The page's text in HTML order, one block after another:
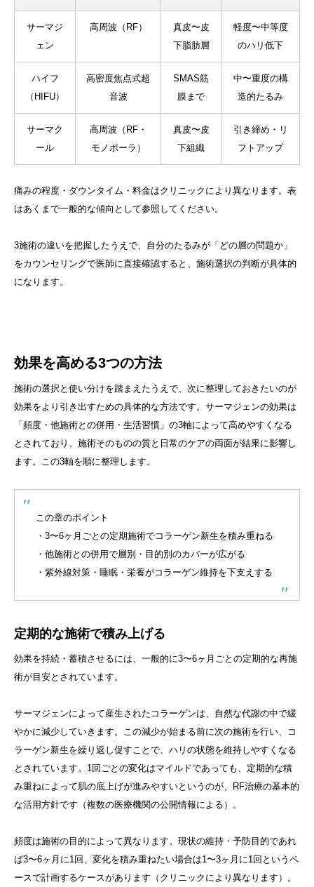
サーマジ
ェン
高周波（RF）
真皮〜皮
下脂肪層
軽度〜中等度
のハリ低下
ハイフ
（HIFU）
高密度焦点式超
音波
SMAS筋
膜まで
中〜重度の構
造的たるみ
サーマク
ール
高周波（RF・
モノポーラ）
真皮〜皮
下組織
引き締め・リ
フトアップ
痛みの程度・ダウンタイム・料金はクリニックにより異なります。表
はあくまで一般的な傾向として参照してください。
3施術の違いを把握したうえで、自分のたるみが「どの層の問題か」
をカウンセリングで医師に直接確認すると、施術選択の判断が具体的
になります。
効果を高める3つの方法
施術の選択と使い分けを踏まえたうえで、次に整理しておきたいのが
効果をより引き出すための具体的な方法です。サーマジェンの効果は
「頻度・他施術との併用・生活習慣」の3軸によって高めやすくなる
とされており、施術そのものの質と日常のケアの両面が結果に影響し
ます。この3軸を順に整理します。
この章のポイント
・3〜6ヶ月ごとの定期施術でコラーゲン新生を積み重ねる
・他施術との併用で層別・目的別のカバーが広がる
・紫外線対策・睡眠・栄養がコラーゲン維持を下支えする
定期的な施術で積み上げる
効果を持続・蓄積させるには、一般的に3〜6ヶ月ごとの定期的な再施
術が目安とされています。
サーマジェンによって産生されたコラーゲンは、自然な代謝の中で緩
やかに減少していきます。この減少が始まる前に次の施術を行い、コ
ラーゲン新生を繰り返し促すことで、ハリの状態を維持しやすくなる
とされています。1回ごとの変化はマイルドであっても、定期的な積
み重ねによって肌の底上げが進みやすいというのが、RF治療の基本的
な活用方針です（複数の医療機関の公開情報による）。
頻度は施術の目的によって異なります。現状の維持・予防目的であれ
ば3〜6ヶ月に1回、変化を積み重ねたい場合は1〜3ヶ月に1回というペ
ースで計画するケースがあります（クリニックにより異なります）。
キャンペーン情報 LINE予約 採用情報